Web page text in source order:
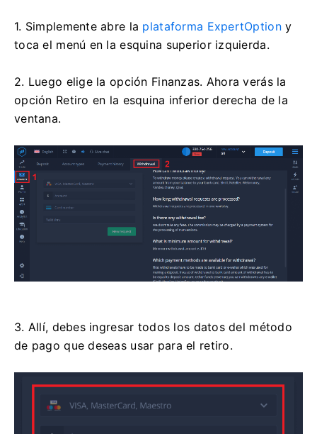
1. Simplemente abre la plataforma ExpertOptiony
toca el menú en la esquina superior izquierda.
2. Luego elige la opción Finanzas. Ahora verás la
opción Retiro en la esquina inferior derecha de la
ventana.
3. Allí, debes ingresar todos los datos del método
de pago que deseas usar para el retiro.